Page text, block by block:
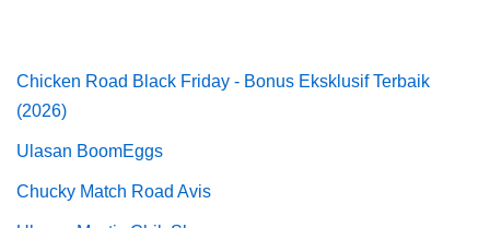
Chicken Road Black Friday - Bonus Eksklusif Terbaik
(2026)
Ulasan BoomEggs
Chucky Match Road Avis